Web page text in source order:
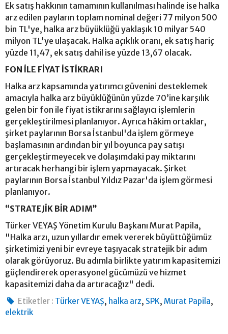
Ek satış hakkının tamamının kullanılması halinde ise halka
arz edilen payların toplam nominal değeri 77 milyon 500
bin TL'ye, halka arz büyüklüğü yaklaşık 10 milyar 540
milyon TL'ye ulaşacak. Halka açıklık oranı, ek satış hariç
yüzde 11,47, ek satış dahil ise yüzde 13,67 olacak.
FON İLE FİYAT İSTİKRARI
Halka arz kapsamında yatırımcı güvenini desteklemek
amacıyla halka arz büyüklüğünün yüzde 70’ine karşılık
gelen bir fon ile fiyat istikrarını sağlayıcı işlemlerin
gerçekleştirilmesi planlanıyor. Ayrıca hâkim ortaklar,
şirket paylarının Borsa İstanbul'da işlem görmeye
başlamasının ardından bir yıl boyunca pay satışı
gerçekleştirmeyecek ve dolaşımdaki pay miktarını
artıracak herhangi bir işlem yapmayacak. Şirket
paylarının Borsa İstanbul Yıldız Pazar'da işlem görmesi
planlanıyor.
“STRATEJİK BİR ADIM”
Türker VEYAŞ Yönetim Kurulu Başkanı Murat Papila,
"Halka arzı, uzun yıllardır emek vererek büyüttüğümüz
şirketimizi yeni bir evreye taşıyacak stratejik bir adım
olarak görüyoruz. Bu adımla birlikte yatırım kapasitemizi
güçlendirerek operasyonel gücümüzü ve hizmet
kapasitemizi daha da artıracağız" dedi.
Etiketler : Türker VEYAŞ, halka arz, SPK,Murat Papila,
elektrik